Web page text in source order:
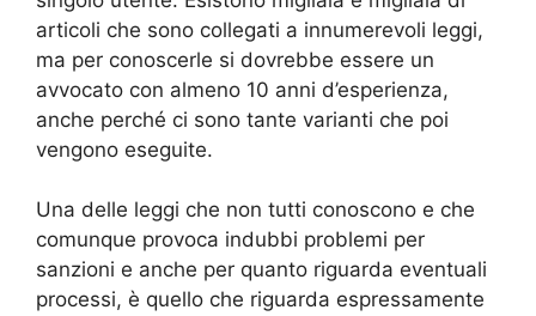
articoli che sono collegati a innumerevoli leggi,
ma per conoscerle si dovrebbe essere un
avvocato con almeno 10 anni d’esperienza,
anche perché ci sono tante varianti che poi
vengono eseguite.
Una delle leggi che non tutti conoscono e che
comunque provoca indubbi problemi per
sanzioni e anche per quanto riguarda eventuali
processi, è quello che riguarda espressamente